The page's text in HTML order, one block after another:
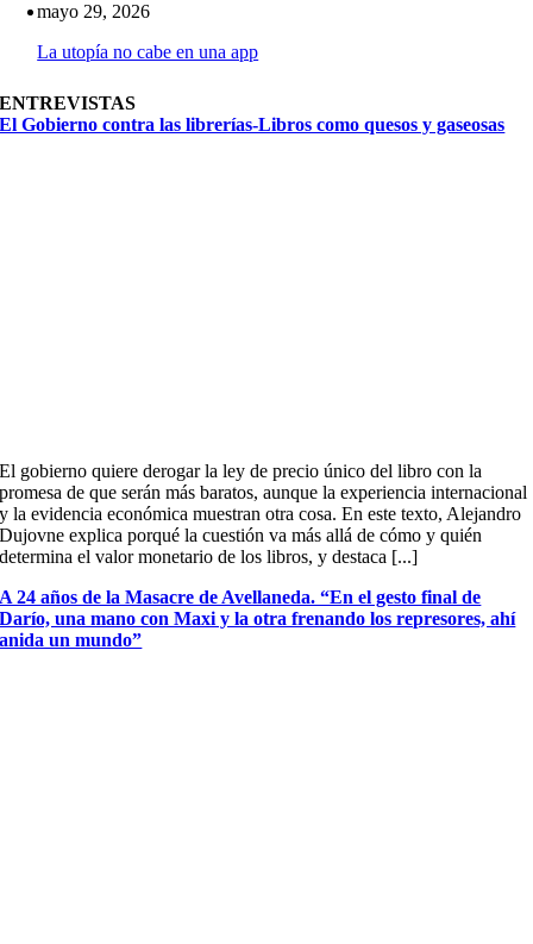
mayo 29, 2026
La utopía no cabe en una app
ENTREVISTAS
El Gobierno contra las librerías-Libros como quesos y gaseosas
El gobierno quiere derogar la ley de precio único del libro con la
promesa de que serán más baratos, aunque la experiencia internacional
y la evidencia económica muestran otra cosa. En este texto, Alejandro
Dujovne explica porqué la cuestión va más allá de cómo y quién
determina el valor monetario de los libros, y destaca [...]
A 24 años de la Masacre de Avellaneda. “En el gesto final de
Darío, una mano con Maxi y la otra frenando los represores, ahí
anida un mundo”